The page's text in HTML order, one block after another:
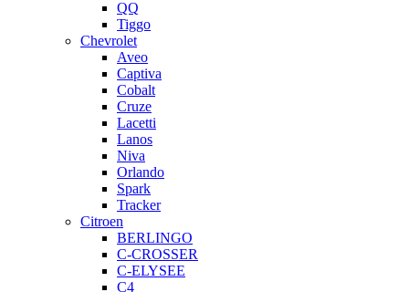
QQ
Tiggo
Chevrolet
Aveo
Captiva
Cobalt
Cruze
Lacetti
Lanos
Niva
Orlando
Spark
Tracker
Citroen
BERLINGO
C-CROSSER
C-ELYSEE
C4